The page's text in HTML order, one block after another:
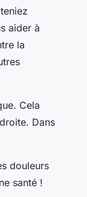
aider à
la
Cela
Dans
douleurs
santé !